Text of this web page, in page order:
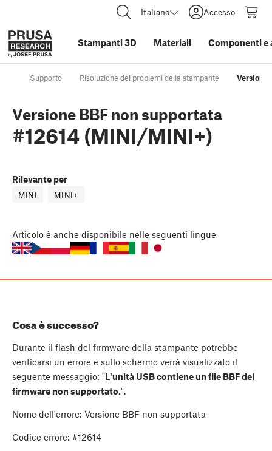
Italiano Accesso
Stampanti 3D Materiali Componenti e
Supporto Risoluzione dei problemi della stampante Versione
Versione BBF non supportata
#12614 (MINI/MINI+)
Rilevante per
MINI MINI+
Articolo è anche disponibile nelle seguenti lingue
Cosa è successo?
Durante il flash del firmware della stampante potrebbe
verificarsi un errore e sullo schermo verrà visualizzato il
seguente messaggio: "L'unità USB contiene un file BBF del
firmware non supportato.".
Nome dell'errore: Versione BBF non supportata
Codice errore: #12614